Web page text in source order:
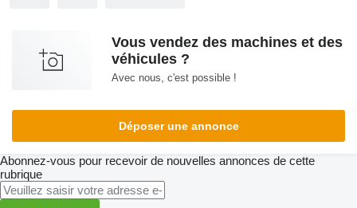
Vous vendez des machines et des
véhicules ?
Avec nous, c'est possible !
Déposer une annonce
Abonnez-vous pour recevoir de nouvelles annonces de cette
rubrique